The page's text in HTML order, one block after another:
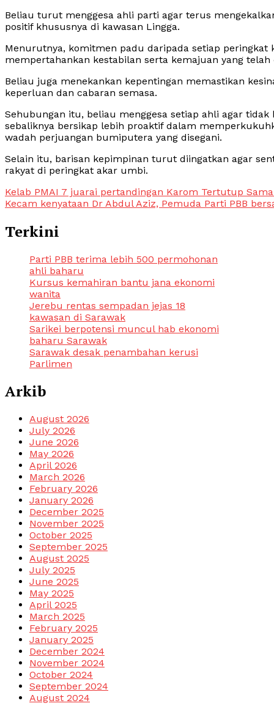
Beliau turut menggesa ahli parti agar terus
positif khususnya di kawasan Lingga.
Menurutnya, komitmen padu daripada setiap
mempertahankan kestabilan serta kemajuan yang telah
Beliau juga menekankan kepentingan memastikan
keperluan dan cabaran semasa.
Sehubungan itu, beliau menggesa setiap ahli agar
sebaliknya bersikap lebih proaktif dalam
wadah perjuangan bumiputera yang disegani.
Selain itu, barisan kepimpinan turut diingatkan agar
rakyat di peringkat akar umbi.
Post
navigation
Kelab PMAI 7 juarai pertandingan Karom Tertutup
Kecam kenyataan Dr Abdul Aziz, Pemuda Parti PBB
Terkini
Parti PBB terima lebih 500 permohonan
ahli baharu
Kursus kemahiran bantu jana ekonomi
wanita
Jerebu rentas sempadan jejas 18
kawasan di Sarawak
Sarikei berpotensi muncul hab ekonomi
baharu Sarawak
Sarawak desak penambahan kerusi
Parlimen
Arkib
August 2026
July 2026
June 2026
May 2026
April 2026
March 2026
February 2026
January 2026
December 2025
November 2025
October 2025
September 2025
August 2025
July 2025
June 2025
May 2025
April 2025
March 2025
February 2025
January 2025
December 2024
November 2024
October 2024
September 2024
August 2024